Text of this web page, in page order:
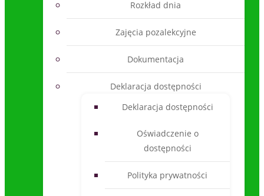
Rozkład dnia
Zajęcia pozalekcyjne
Dokumentacja
Deklaracja dostępności
Deklaracja dostępności
Oświadczenie o
dostępności
Polityka prywatności